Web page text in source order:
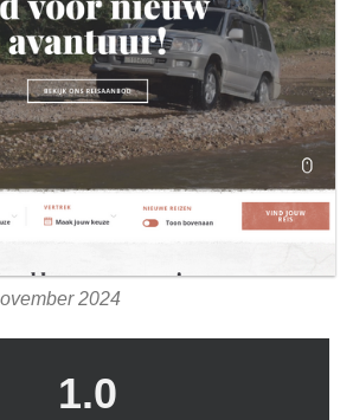
2024
1.0